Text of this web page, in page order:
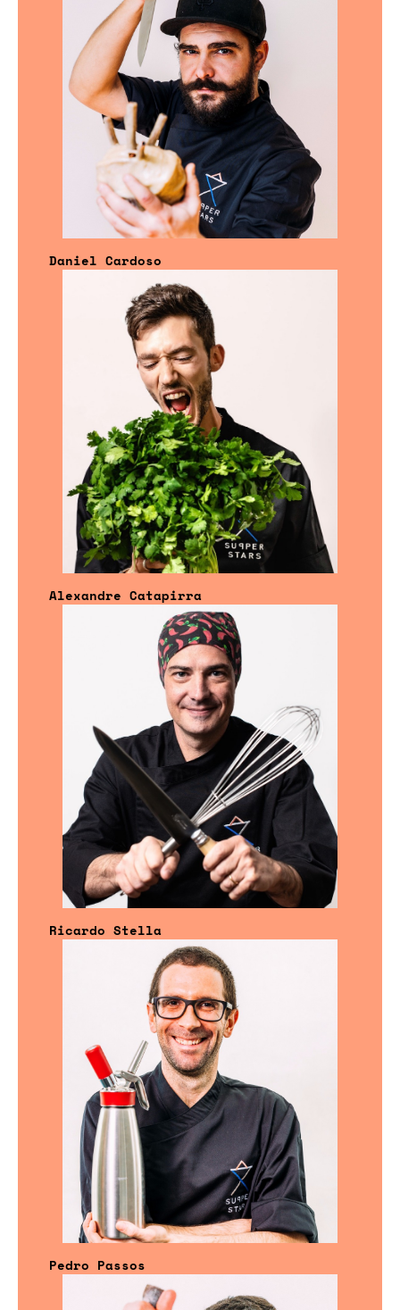
Daniel Cardoso
Alexandre Catapirra
Ricardo Stella
Pedro Passos